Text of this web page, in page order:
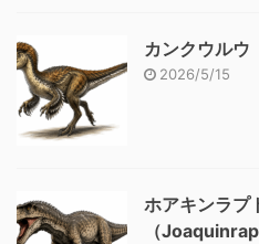
カンクウルウ
2026/5/15
ホアキンラプ
（